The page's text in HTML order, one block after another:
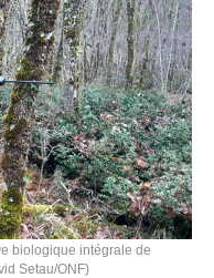
biologique intégrale de
Setau/ONF)